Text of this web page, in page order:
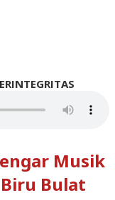
Musik
Bulat